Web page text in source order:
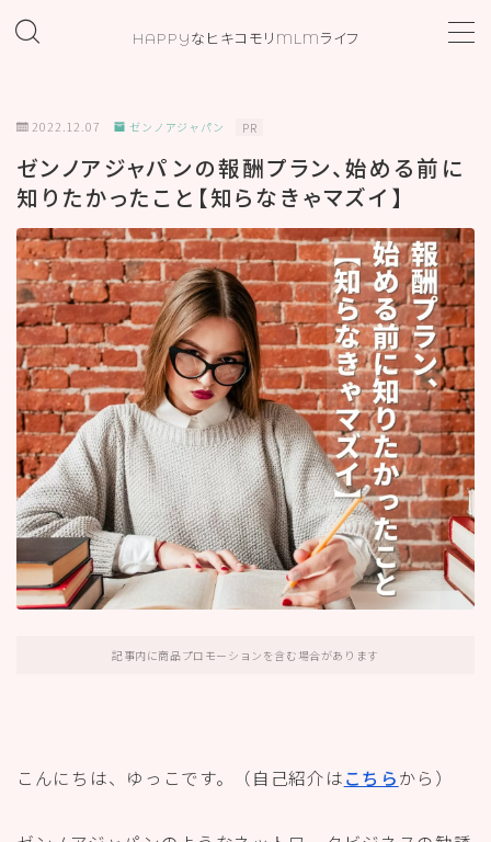
HAPPYなヒキコモリMLMライフ
プロフィール
お問い合わせ
カテゴリー
2022.12.07 ゼンノアジャパン PR
ゼンノアジャパンの報酬プラン、始める前に
知りたかったこと【知らなきゃマズイ】
記事内に商品プロモーションを含む場合があります
こんにちは、ゆっこです。（自己紹介はこちらから）